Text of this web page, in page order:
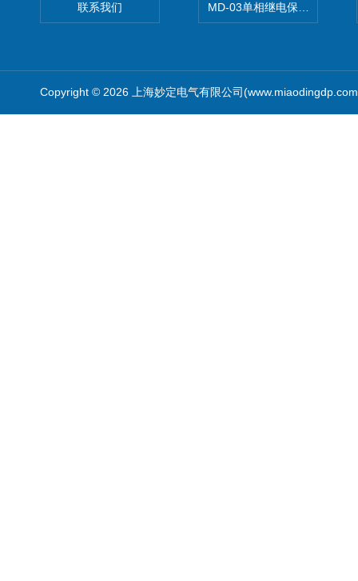
联系我们 MD-03单相继电保护测试仪价
Copyright © 2026 上海妙定电气有限公司